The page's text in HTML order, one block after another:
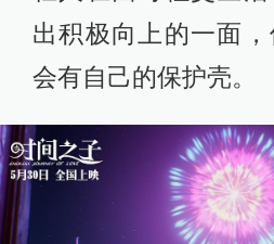
出积极向上的一面
会有自己的保护壳。​